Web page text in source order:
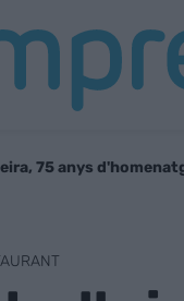
75 anys